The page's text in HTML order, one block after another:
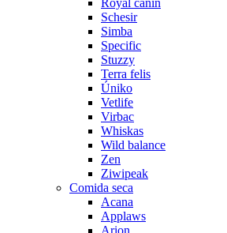
Royal canin
Schesir
Simba
Specific
Stuzzy
Terra felis
Úniko
Vetlife
Virbac
Whiskas
Wild balance
Zen
Ziwipeak
Comida seca
Acana
Applaws
Arion